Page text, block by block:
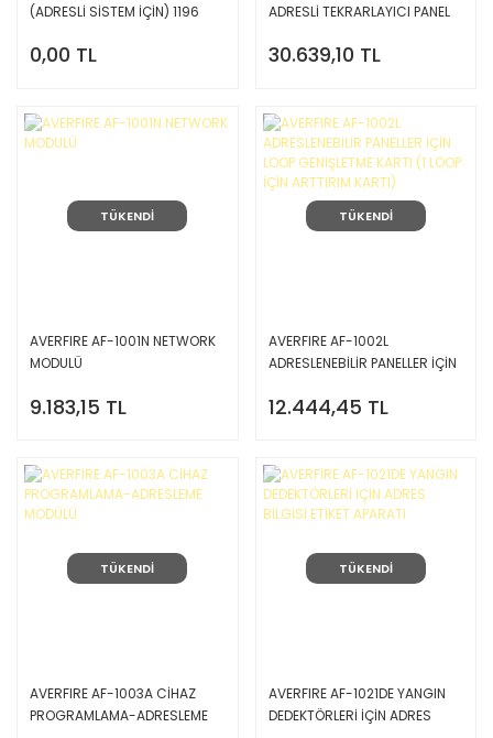
(ADRESLİ SİSTEM İÇİN) 1196
0,00 TL
ADRESLİ TEKRARLAYICI PANEL
30.639,10 TL
TÜKENDİ
AVERFIRE AF-1001N NETWORK
MODULÜ
9.183,15 TL
TÜKENDİ
AVERFIRE AF-1002L
ADRESLENEBİLİR PANELLER İÇİN
LOOP İÇİN ARTTIRIM KARTI)
12.444,45 TL
TÜKENDİ
AVERFIRE AF-1003A CİHAZ
PROGRAMLAMA-ADRESLEME
TÜKENDİ
AVERFIRE AF-1021DE YANGIN
DEDEKTÖRLERİ İÇİN ADRES